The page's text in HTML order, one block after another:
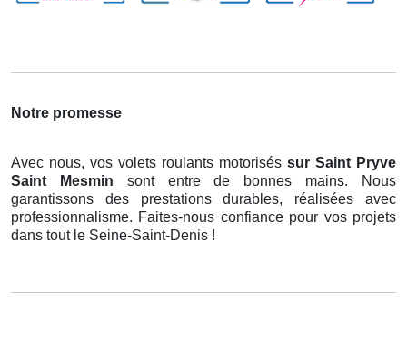
Notre promesse
Avec nous, vos volets roulants motorisés sur Saint Pryve
Saint Mesmin sont entre de bonnes mains. Nous
garantissons des prestations durables, réalisées avec
professionnalisme. Faites-nous confiance pour vos projets
dans tout le Seine-Saint-Denis !